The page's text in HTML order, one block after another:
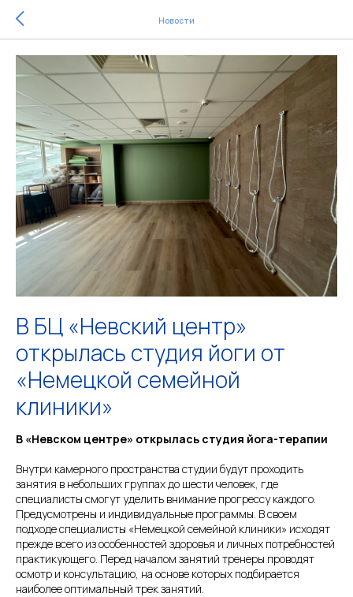
Новости
В БЦ «Невский центр»
открылась студия йоги от
«Немецкой семейной
клиники»
В «Невском центре» открылась студия йога-терапии
Внутри камерного пространства студии будут проходить
занятия в небольших группах до шести человек, где
специалисты смогут уделить внимание прогрессу каждого.
Предусмотрены и индивидуальные программы. В своем
подходе специалисты «Немецкой семейной клиники» исходят
прежде всего из особенностей здоровья и личных потребностей
практикующего. Перед началом занятий тренеры проводят
осмотр и консультацию, на основе которых подбирается
наиболее оптимальный трек занятий.